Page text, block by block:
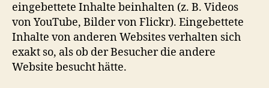
eingebettete Inhalte beinhalten (z. B. Videos
von YouTube, Bilder von Flickr). Eingebettete
Inhalte von anderen Websites verhalten sich
exakt so, als ob der Besucher die andere
Website besucht hätte.